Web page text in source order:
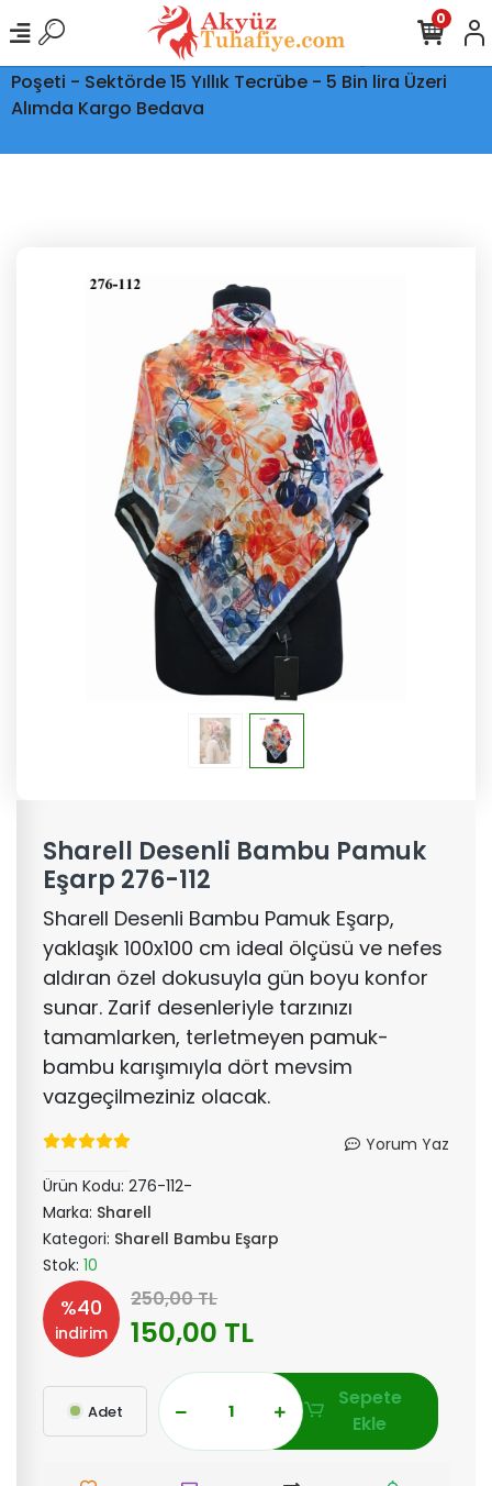
Ptt Kargo İle Tüm Türkiye'ye Teslimat - Şeffaf Kargo
Poşeti - Sektörde 15 Yıllık Tecrübe - 5 Bin lira Üzeri
Alımda Kargo Bedava
0
Sharell Desenli Bambu Pamuk
Eşarp 276-112
Sharell Desenli Bambu Pamuk Eşarp,
yaklaşık 100x100 cm ideal ölçüsü ve nefes
aldıran özel dokusuyla gün boyu konfor
sunar. Zarif desenleriyle tarzınızı
tamamlarken, terletmeyen pamuk-
bambu karışımıyla dört mevsim
vazgeçilmeziniz olacak.
Yorum Yaz
Ürün Kodu: 276-112-
Marka: Sharell
Kategori: Sharell Bambu Eşarp
Stok: 10
%40
indirim
250,00 TL
150,00 TL
Adet
Sepete
Ekle